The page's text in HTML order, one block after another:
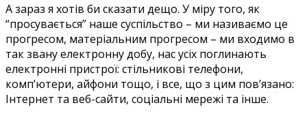
А зараз я хотів би сказати дещо. У міру того, як
“просувається” наше суспільство – ми називаємо це
прогресом, матеріальним прогресом – ми входимо в
так звану електронну добу, нас усіх поглинають
електронні пристрої: стільникові телефони,
комп’ютери, айфони тощо, і все, що з цим пов’язано:
Інтернет та веб-сайти, соціальні мережі та інше.